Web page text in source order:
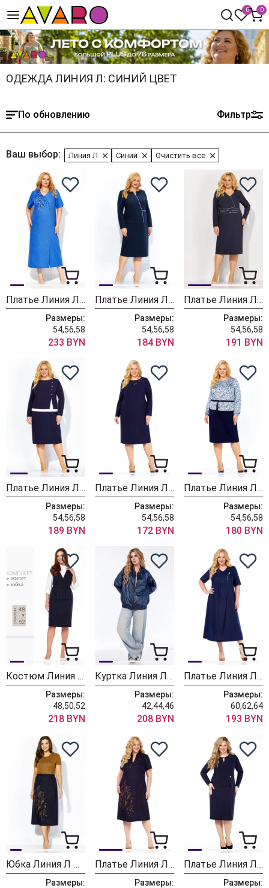
0 0
ОДЕЖДА ЛИНИЯ Л: СИНИЙ ЦВЕТ
По обновлению Фильтр
Ваш выбор: Линия Л Синий Очистить все
Платье Линия Л Б-2124 голубой
Размеры:
54,56,58
233 BYN
Платье Линия Л Б-2107 графитовый
Размеры:
54,56,58
184 BYN
Платье Линия Л 2101
Размеры:
54,56,58
191 BYN
Платье Линия Л Б-2038 темно-синий
Размеры:
54,56,58
189 BYN
Платье Линия Л Б-2053
Размеры:
54,56,58
172 BYN
Платье Линия Л Б-2087
Размеры:
54,56,58
180 BYN
Костюм Линия Л А-2047 синий
Размеры:
48,50,52
218 BYN
Куртка Линия Л А-2032
Размеры:
42,44,46
208 BYN
Платье Линия Л Б-2060
Размеры:
60,62,64
193 BYN
Юбка Линия Л Ю-31
Размеры:
Платье Линия Л Б-2065
Размеры:
Платье Линия Л Б-2051 темно-синий
Размеры: